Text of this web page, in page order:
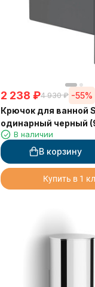
2 238 ₽4 930 ₽ -55%
Крючок для ванной
одинарный черный
В наличии
В корзину
Купить в 1